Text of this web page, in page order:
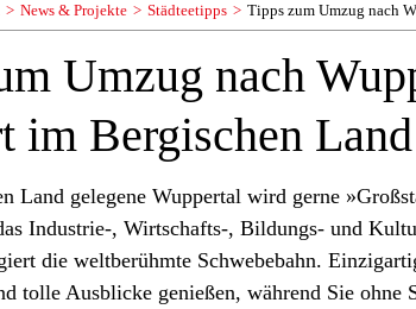
News & Projekte Städteetipps Tipps zum Umzug nach
Umzug nach
im Bergischen Land
Land gelegene Wuppertal wird gerne
Industrie-, Wirtschafts-, Bildungs- und
die weltberühmte Schwebebahn.
tolle Ausblicke genießen, während Sie ohne